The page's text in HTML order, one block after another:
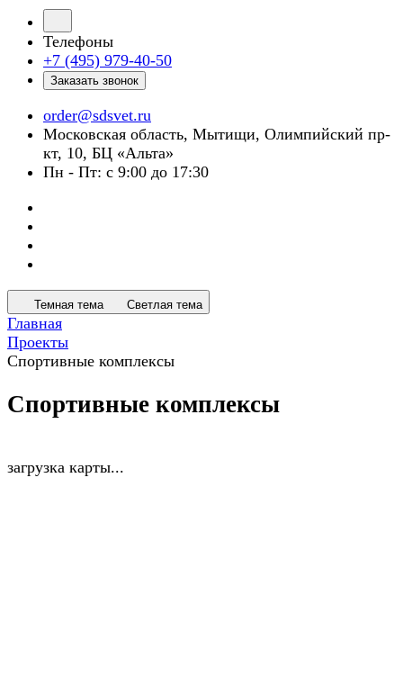
Телефоны
+7 (495) 979-40-50
Заказать звонок
order@sdsvet.ru
Московская область, Мытищи, Олимпийский пр-
кт, 10, БЦ «Альта»
Пн - Пт: с 9:00 до 17:30
Темная тема Светлая тема
Главная
Проекты
Спортивные комплексы
Спортивные комплексы
загрузка карты...